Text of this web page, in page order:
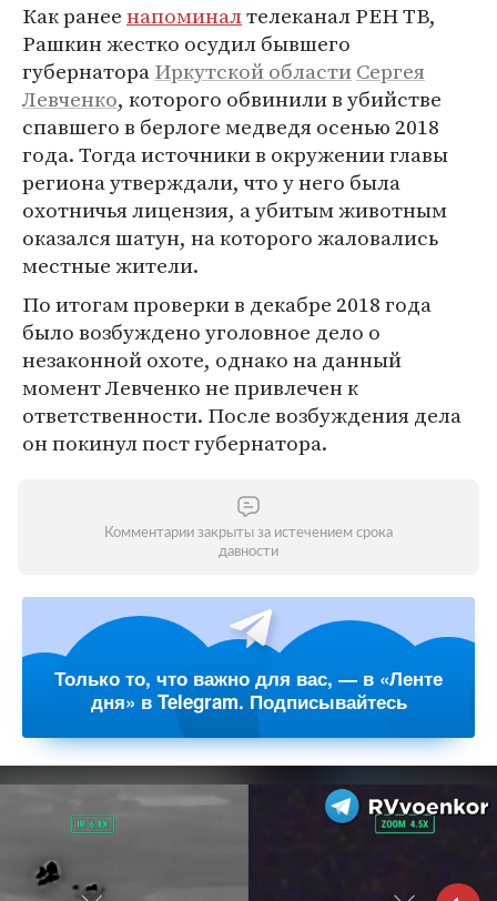
Как ранеенапоминалтелеканал РЕН ТВ,
Рашкин жестко осудил бывшего
губернатораИркутской областиСергея
Левченко, которого обвинили в убийстве
спавшего в берлоге медведя осенью 2018
года. Тогда источники в окружении главы
региона утверждали, что у него была
охотничья лицензия, а убитым животным
оказался шатун, на которого жаловались
местные жители.
По итогам проверки в декабре 2018 года
было возбуждено уголовное дело о
незаконной охоте, однако на данный
момент Левченко не привлечен к
ответственности. После возбуждения дела
он покинул пост губернатора.
Комментарии закрыты за истечением срока
давности
Только то, что важно для вас, — в «Ленте
дня» в Telegram. Подписывайтесь